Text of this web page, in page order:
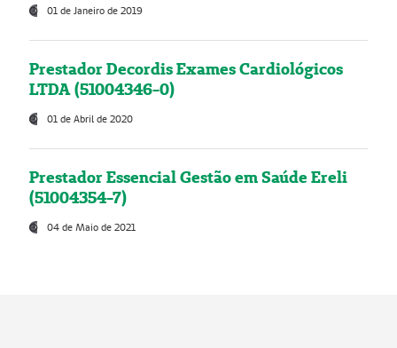
01 de Janeiro de 2019
Prestador Decordis Exames Cardiológicos
LTDA (51004346-0)
01 de Abril de 2020
Prestador Essencial Gestão em Saúde Ereli
(51004354-7)
04 de Maio de 2021